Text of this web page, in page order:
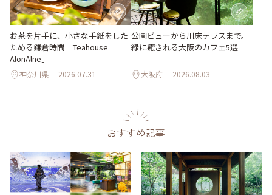
お茶を片手に、小さな手紙をした
ためる鎌倉時間「Teahouse
AlonAlne」
神奈川県 2026.07.31
公園ビューから川床テラスまで。
緑に癒される大阪のカフェ5選
大阪府 2026.08.03
おすすめ記事